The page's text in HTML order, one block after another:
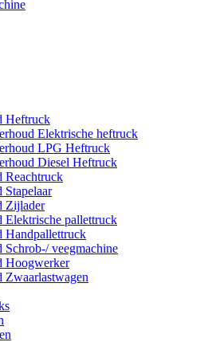
Heftruck
Elektrische heftruck
LPG Heftruck
Diesel Heftruck
Reachtruck
Stapelaar
Zijlader
Elektrische pallettruck
Handpallettruck
Schrob-/ veegmachine
Hoogwerker
Zwaarlastwagen